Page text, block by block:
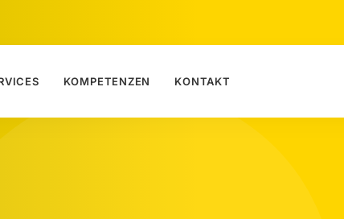
KOMPETENZEN KONTAKT